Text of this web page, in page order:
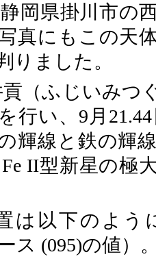
静岡県掛川市の
真にもこの天
りました。
貢（ふじいみつ
行い、9月
輝線と鉄の輝
II型新星の極
は以下のよう
ス (095)の値）